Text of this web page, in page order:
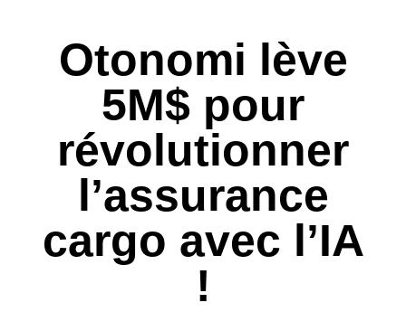
Otonomi lève
5M$ pour
révolutionner
l’assurance
cargo avec l’IA
!